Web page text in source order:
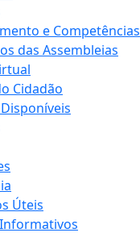
e Competências
das Assembleias
Cidadão
Úteis